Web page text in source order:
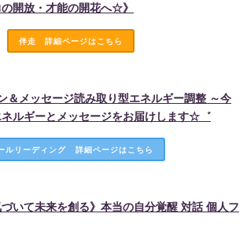
開放・才能の開花へ☆》
伴走 詳細ページはこちら
＆メッセージ読み取り型エネルギー調整 ～今
ルギーとメッセージをお届けします☆゛
ルリーディング 詳細ページはこちら
いて未来を創る》本当の自分覚醒 対話 個人フ